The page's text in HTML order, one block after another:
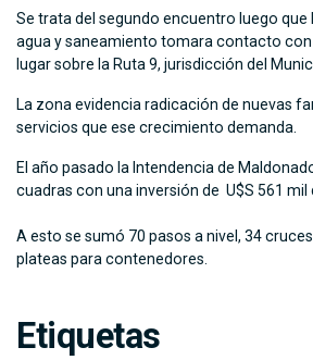
Se trata del segundo encuentro luego que
agua y saneamiento tomara contacto con
lugar sobre la Ruta 9, jurisdicción del
La zona evidencia radicación de nuevas
servicios que ese crecimiento demanda.
El año pasado la Intendencia de
cuadras con una inversión de U$S 561 mil
A esto se sumó 70 pasos a nivel, 34
plateas para contenedores.
Etiquetas